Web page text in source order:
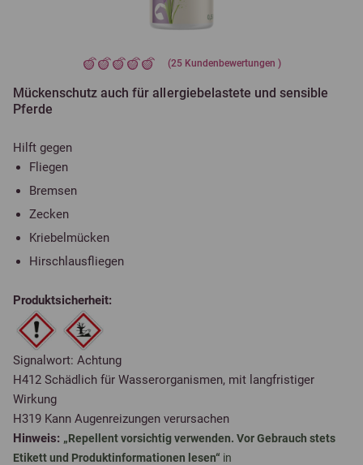
(25Kundenbewertungen )
Mückenschutz auch für allergiebelastete und sensible
Pferde
Hilft gegen
Fliegen
Bremsen
Zecken
Kriebelmücken
Hirschlausfliegen
Produktsicherheit:
Signalwort: Achtung
H412 Schädlich für Wasserorganismen, mit langfristiger
Wirkung
H319 Kann Augenreizungen verursachen
Hinweis: „Repellent vorsichtig verwenden. Vor Gebrauch stets
Etikett und Produktinformationen lesen“ in